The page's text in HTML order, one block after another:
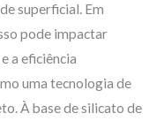
superficial. Em
pode impactar
a eficiência
uma tecnologia de
À base de silicato de